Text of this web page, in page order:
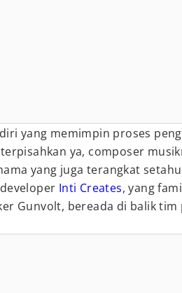
yang memimpin proses
ya, composer
yang juga terangkat
Inti Creates, yang
Gunvolt, bereada di balik tim